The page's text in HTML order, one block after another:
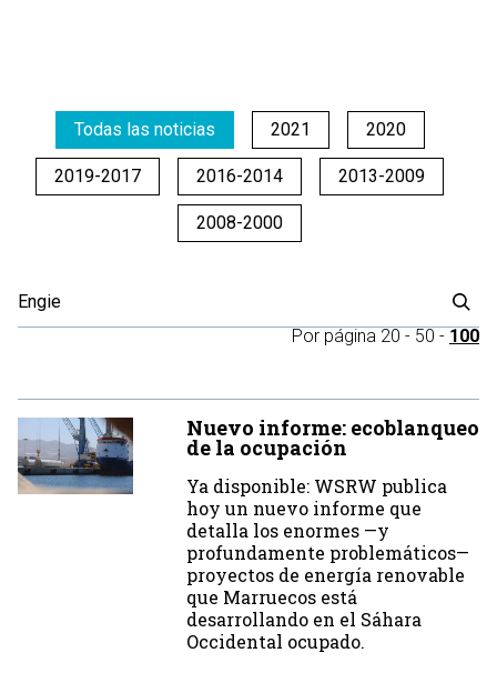
Todas las noticias 2021 2020
2019-2017 2016-2014 2013-2009
2008-2000
Por página 20 - 50 - 100
Nuevo informe: ecoblanqueo
de la ocupación
Ya disponible: WSRW publica
hoy un nuevo informe que
detalla los enormes —y
profundamente problemáticos—
proyectos de energía renovable
que Marruecos está
desarrollando en el Sáhara
Occidental ocupado.